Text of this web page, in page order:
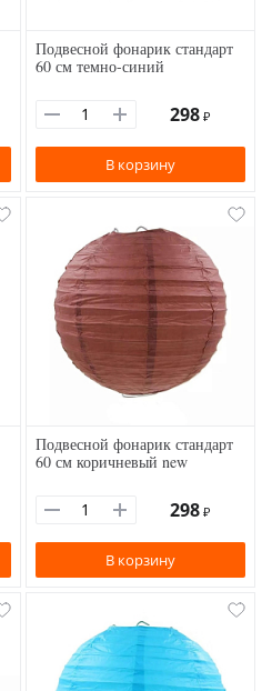
Подвесной фонарик стандарт
60 см темно-синий
298 ₽
В корзину
Подвесной фонарик стандарт
60 см коричневый new
298 ₽
В корзину